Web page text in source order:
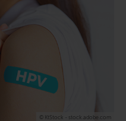
© KtStock - stock.adobe.com